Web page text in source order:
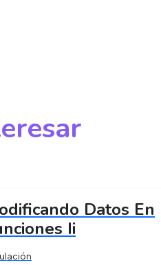
Datos En
Ii